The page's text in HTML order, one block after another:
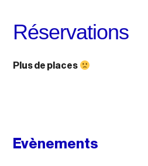
Réservations
Plus de places
Evènements